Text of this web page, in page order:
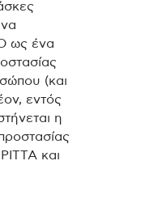
ως ένα
(και
εντός
η
και